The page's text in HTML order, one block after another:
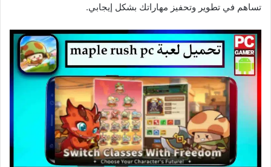
تساهم في تطوير وتحفيز مهاراتك بشكل إيجابي.